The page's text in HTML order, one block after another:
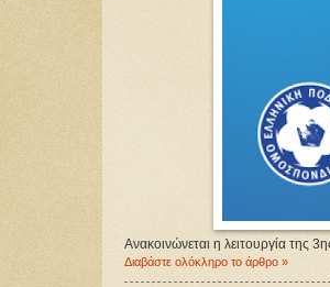
Ανακοινώνεται η λειτουργία
Διαβάστε ολόκληρο το άρθρο »